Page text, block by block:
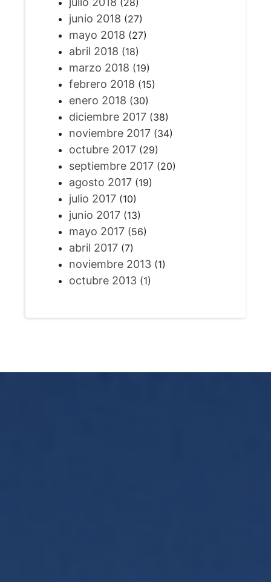
(28)
junio 2018 (27)
mayo 2018 (27)
abril 2018 (18)
marzo 2018 (19)
febrero 2018 (15)
enero 2018 (30)
diciembre 2017(38)
noviembre 2017(34)
octubre 2017(29)
septiembre 2017(20)
agosto 2017(19)
julio 2017(10)
junio 2017(13)
mayo 2017(56)
abril 2017(7)
noviembre 2013(1)
octubre 2013(1)